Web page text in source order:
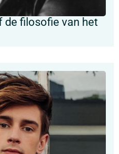
de filosofie van het